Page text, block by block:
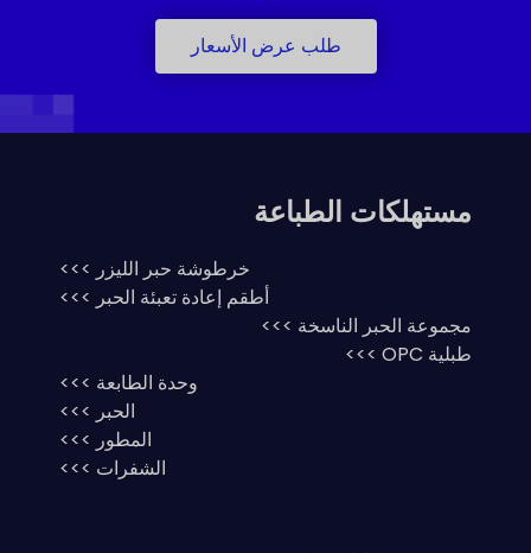
طلب عرض الأسعار
مستهلكات الطباعة
خرطوشة حبر الليزر >>>
أطقم إعادة تعبئة الحبر >>>
مجموعة الحبر الناسخة >>>
طبلية OPC >>>
وحدة الطابعة >>>
الحبر >>>
المطور >>>
الشفرات >>>